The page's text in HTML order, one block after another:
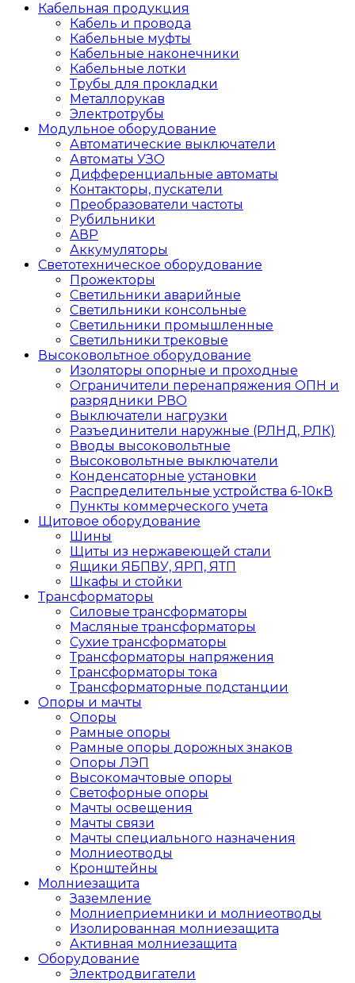
Кабельная продукция
Кабель и провода
Кабельные муфты
Кабельные наконечники
Кабельные лотки
Трубы для прокладки
Металлорукав
Электротрубы
Модульное оборудование
Автоматические выключатели
Автоматы УЗО
Дифференциальные автоматы
Контакторы, пускатели
Преобразователи частоты
Рубильники
АВР
Аккумуляторы
Светотехническое оборудование
Прожекторы
Светильники аварийные
Светильники консольные
Светильники промышленные
Светильники трековые
Высоковольтное оборудование
Изоляторы опорные и проходные
Ограничители перенапряжения ОПН и
разрядники РВО
Выключатели нагрузки
Разъединители наружные (РЛНД, РЛК)
Вводы высоковольтные
Высоковольтные выключатели
Конденсаторные установки
Распределительные устройства 6-10кВ
Пункты коммерческого учета
Щитовое оборудование
Шины
Щиты из нержавеющей стали
Ящики ЯБПВУ, ЯРП, ЯТП
Шкафы и стойки
Трансформаторы
Силовые трансформаторы
Масляные трансформаторы
Сухие трансформаторы
Трансформаторы напряжения
Трансформаторы тока
Трансформаторные подстанции
Опоры и мачты
Опоры
Рамные опоры
Рамные опоры дорожных знаков
Опоры ЛЭП
Высокомачтовые опоры
Светофорные опоры
Мачты освещения
Мачты связи
Мачты специального назначения
Молниеотводы
Кронштейны
Молниезащита
Заземление
Молниеприемники и молниеотводы
Изолированная молниезащита
Активная молниезащита
Оборудование
Электродвигатели